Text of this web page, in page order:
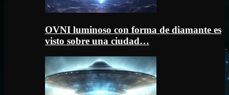
OVNI luminoso con forma de diamante es
visto sobre una ciudad…